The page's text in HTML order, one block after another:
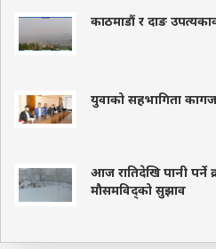
काठमाडौं र दाङ
युवाको सहभागिता
आज रातिदेखि पानी पर्ने
मौसमविद्को सुझाव